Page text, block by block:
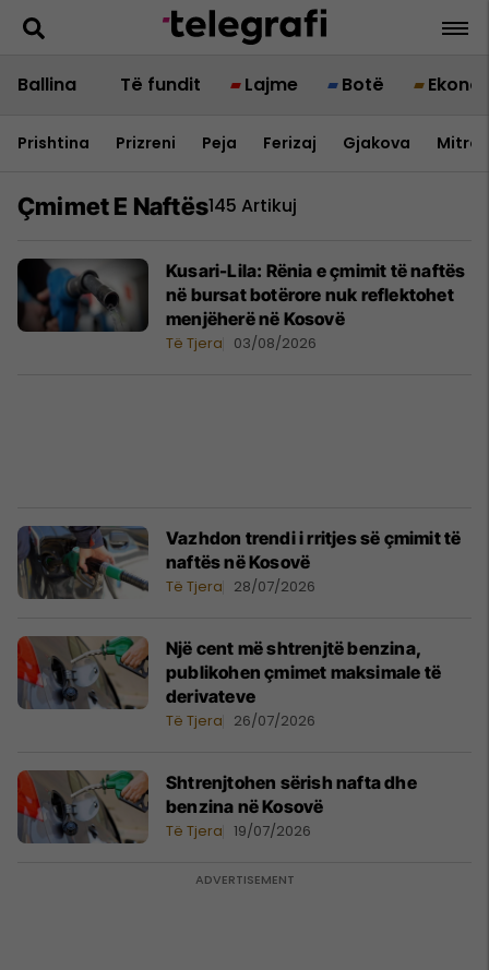
Ballina Të fundit Lajme Botë
Prishtina Prizreni Peja Ferizaj Gjakova
Çmimet E Naftës145 Artikuj
Kusari-Lila: Rënia e çmimit të naftës
në bursat botërore nuk reflektohet
menjëherë në Kosovë
Të Tjera 03/08/2026
Vazhdon trendi i rritjes së çmimit të
naftës në Kosovë
Të Tjera 28/07/2026
Një cent më shtrenjtë benzina,
publikohen çmimet maksimale të
derivateve
Të Tjera 26/07/2026
Shtrenjtohen sërish nafta dhe
benzina në Kosovë
Të Tjera 19/07/2026